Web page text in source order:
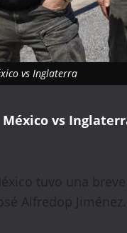
vs Inglaterra
México vs
tuvo una
Alfredop Jiménez.